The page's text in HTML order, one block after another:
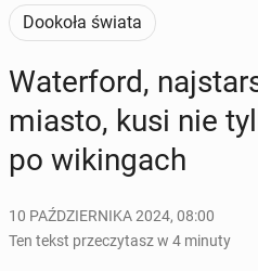
Dookoła świata
Wa­ter­ford,
miasto, kusi nie
po wi­kin­gach
10 PAŹDZIERNIKA 2024, 08:00
Ten tekst przeczytasz w 4 minuty